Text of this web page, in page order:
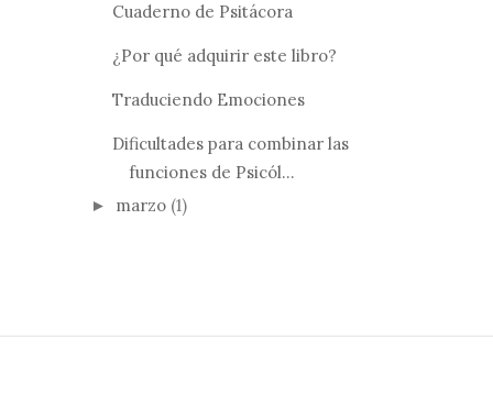
Cuaderno de Psitácora
¿Por qué adquirir este libro?
Traduciendo Emociones
Dificultades para combinar las
funciones de Psicól...
► marzo (1)